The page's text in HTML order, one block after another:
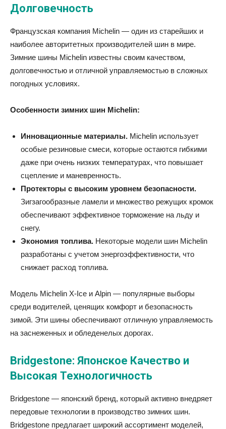
Долговечность
Французская компания Michelin — один из старейших и
наиболее авторитетных производителей шин в мире.
Зимние шины Michelin известны своим качеством,
долговечностью и отличной управляемостью в сложных
погодных условиях.
Особенности зимних шин Michelin:
Инновационные материалы. Michelin использует
особые резиновые смеси, которые остаются гибкими
даже при очень низких температурах, что повышает
сцепление и маневренность.
Протекторы с высоким уровнем безопасности.
Зигзагообразные ламели и множество режущих кромок
обеспечивают эффективное торможение на льду и
снегу.
Экономия топлива. Некоторые модели шин Michelin
разработаны с учетом энергоэффективности, что
снижает расход топлива.
Модель Michelin X-Ice и Alpin — популярные выборы
среди водителей, ценящих комфорт и безопасность
зимой. Эти шины обеспечивают отличную управляемость
на заснеженных и обледенелых дорогах.
Bridgestone: Японское Качество и
Высокая Технологичность
Bridgestone — японский бренд, который активно внедряет
передовые технологии в производство зимних шин.
Bridgestone предлагает широкий ассортимент моделей,